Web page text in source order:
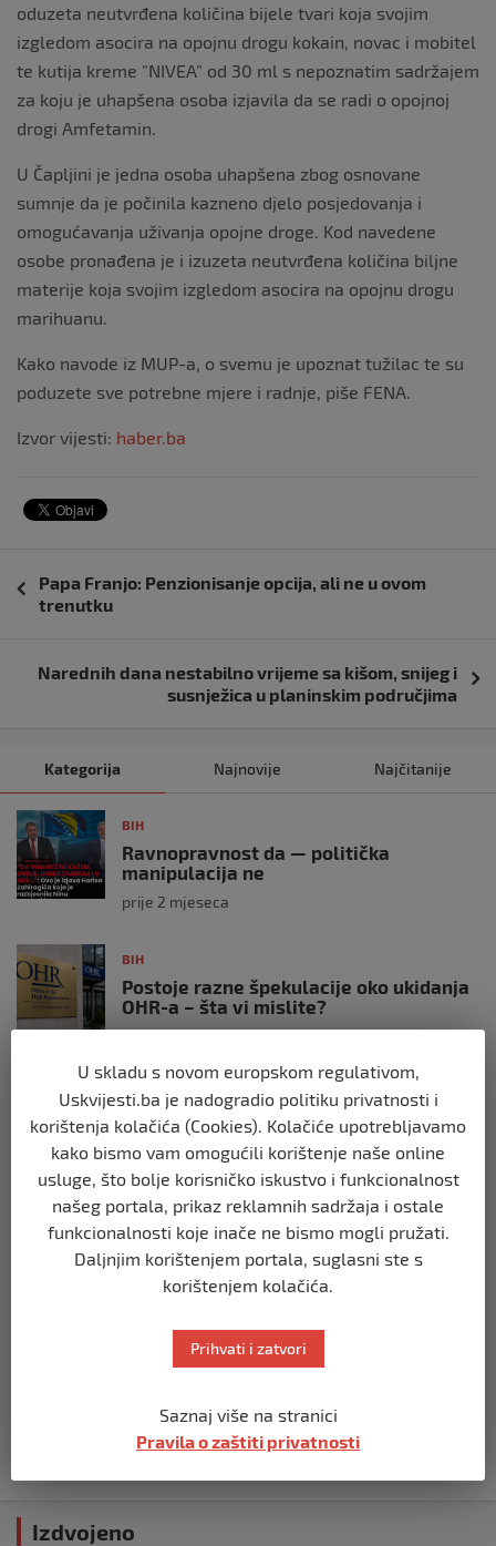
oduzeta neutvrđena količina bijele tvari koja svojim
izgledom asocira na opojnu drogu kokain, novac i mobitel
te kutija kreme ”NIVEA” od 30 ml s nepoznatim sadržajem
za koju je uhapšena osoba izjavila da se radi o opojnoj
drogi Amfetamin.
U Čapljini je jedna osoba uhapšena zbog osnovane
sumnje da je počinila kazneno djelo posjedovanja i
omogućavanja uživanja opojne droge. Kod navedene
osobe pronađena je i izuzeta neutvrđena količina biljne
materije koja svojim izgledom asocira na opojnu drogu
marihuanu.
Kako navode iz MUP-a, o svemu je upoznat tužilac te su
poduzete sve potrebne mjere i radnje, piše FENA.
Izvor vijesti: haber.ba
objava
Papa Franjo: Penzionisanje opcija, ali ne u ovom
trenutku
Narednih dana nestabilno vrijeme sa kišom, snijeg i
susnježica u planinskim područjima
Kategorija Najnovije Najčitanije
BIH
Ravnopravnost da — politička
manipulacija ne
prije 2 mjeseca
BIH
Postoje razne špekulacije oko ukidanja
OHR-a – šta vi mislite?
prije 3 mjeseca
BIH
Zašto Bakir Izetbegović trenutno ima
najveće šanse za povratak u
Predsjedništvo BiH
prije 3 mjeseca
Demantij Federalnog ministarstva
unutrašnjih poslova
Akcija SIPA-e: Pretresaju se stambeni i
pomoćni objekti
Izdvojeno
U skladu s novom europskom regulativom,
Uskvijesti.ba je nadogradio politiku privatnosti i
korištenja kolačića (Cookies). Kolačiće upotrebljavamo
kako bismo vam omogućili korištenje naše online
usluge, što bolje korisničko iskustvo i funkcionalnost
našeg portala, prikaz reklamnih sadržaja i ostale
funkcionalnosti koje inače ne bismo mogli pružati.
Daljnjim korištenjem portala, suglasni ste s
korištenjem kolačića.
Prihvati i zatvori
Saznaj više na stranici
Pravila o zaštiti privatnosti